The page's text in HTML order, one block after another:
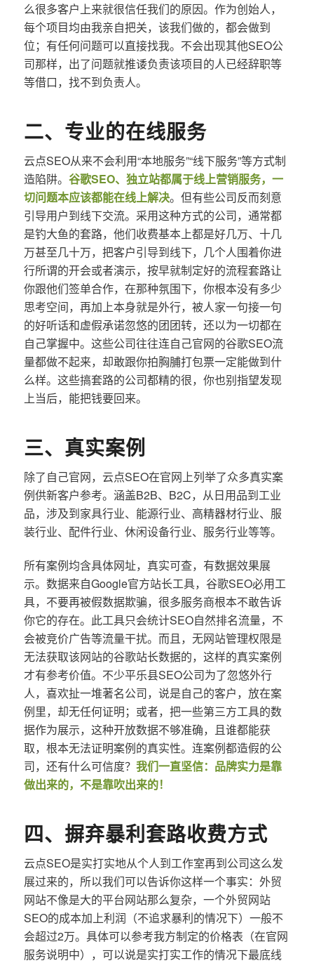
么很多客户上来就很信任我们的原因。作为创始人，
每个项目均由我亲自把关，该我们做的，都会做到
位；有任何问题可以直接找我。不会出现其他SEO公
司那样，出了问题就推诿负责该项目的人已经辞职等
等借口，找不到负责人。
二、专业的在线服务
云点SEO从来不会利用“本地服务”“线下服务”等方式制
造陷阱。 谷歌SEO、独立站都属于线上营销服务，一
切问题本应该都能在线上解决。但有些公司反而刻意
引导用户到线下交流。采用这种方式的公司，通常都
是钓大鱼的套路，他们收费基本上都是好几万、十几
万甚至几十万，把客户引导到线下，几个人围着你进
行所谓的开会或者演示，按早就制定好的流程套路让
你跟他们签单合作，在那种氛围下，你根本没有多少
思考空间，再加上本身就是外行，被人家一句接一句
的好听话和虚假承诺忽悠的团团转，还以为一切都在
自己掌握中。这些公司往往连自己官网的谷歌SEO流
量都做不起来，却敢跟你拍胸脯打包票一定能做到什
么样。这些搞套路的公司都精的很，你也别指望发现
上当后，能把钱要回来。
三、真实案例
除了自己官网，云点SEO在官网上列举了众多真实案
例供新客户参考。涵盖B2B、B2C，从日用品到工业
品，涉及到家具行业、能源行业、高精器材行业、服
装行业、配件行业、休闲设备行业、服务行业等等。
所有案例均含具体网址，真实可查，有数据效果展
示。数据来自Google官方站长工具，谷歌SEO必用工
具，不要再被假数据欺骗，很多服务商根本不敢告诉
你它的存在。此工具只会统计SEO自然排名流量，不
会被竞价广告等流量干扰。而且，无网站管理权限是
无法获取该网站的谷歌站长数据的，这样的真实案例
才有参考价值。不少平乐县SEO公司为了忽悠外行
人，喜欢扯一堆著名公司，说是自己的客户，放在案
例里，却无任何证明；或者，把一些第三方工具的数
据作为展示，这种开放数据不够准确，且谁都能获
取，根本无法证明案例的真实性。连案例都造假的公
司，还有什么可信度？ 我们一直坚信：品牌实力是靠
做出来的，不是靠吹出来的！
四、摒弃暴利套路收费方式
云点SEO是实打实地从个人到工作室再到公司这么发
展过来的，所以我们可以告诉你这样一个事实：外贸
网站不像是大的平台网站那么复杂，一个外贸网站
SEO的成本加上利润（不追求暴利的情况下）一般不
会超过2万。具体可以参考我方制定的价格表（在官网
服务说明中），可以说是实打实工作的情况下最底线